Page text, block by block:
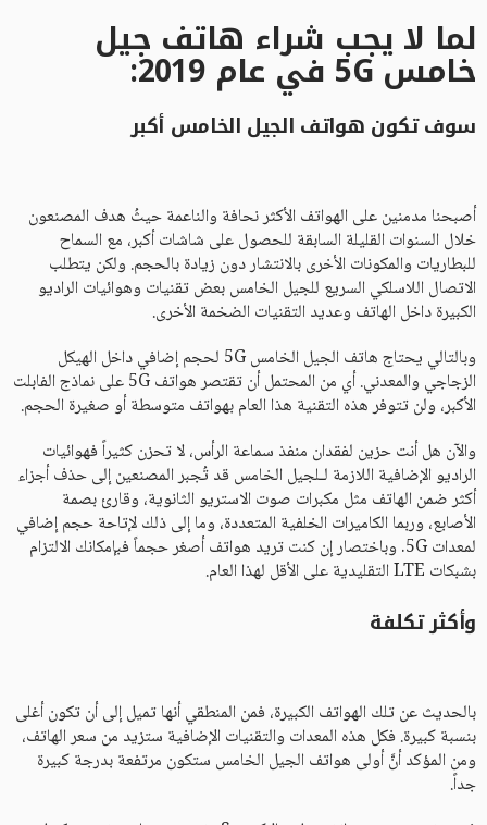
لما لا يجب شراء هاتف جيل
خامس 5G في عام 2019:
سوف تكون هواتف الجيل الخامس أكبر
أصبحنا مدمنين على الهواتف الأكثر نحافة والناعمة حيثُ هدف المصنعون
خلال السنوات القليلة السابقة للحصول على شاشات أكبر، مع السماح
للبطاريات والمكونات الأخرى بالانتشار دون زيادة بالحجم. ولكن يتطلب
الاتصال اللاسلكي السريع للجيل الخامس بعض تقنيات وهوائيات الراديو
الكبيرة داخل الهاتف وعديد التقنيات الضخمة الأخرى.
وبالتالي يحتاج هاتف الجيل الخامس 5G لحجم إضافي داخل الهيكل
الزجاجي والمعدني. أي من المحتمل أن تقتصر هواتف 5G على نماذج الفابلت
الأكبر، ولن تتوفر هذه التقنية هذا العام بهواتف متوسطة أو صغيرة الحجم.
والآن هل أنت حزين لفقدان منفذ سماعة الرأس، لا تحزن كثيراً فهوائيات
الراديو الإضافية اللازمة لـلجيل الخامس قد تُجبر المصنعين إلى حذف أجزاء
أكثر ضمن الهاتف مثل مكبرات صوت الاستريو الثانوية، وقارئ بصمة
الأصابع، وربما الكاميرات الخلفية المتعددة، وما إلى ذلك لإتاحة حجم إضافي
لمعدات 5G. وباختصار إن كنت تريد هواتف أصغر حجماً فبإمكانك الالتزام
بشبكات LTE التقليدية على الأقل لهذا العام.
وأكثر تكلفة
بالحديث عن تلك الهواتف الكبيرة، فمن المنطقي أنها تميل إلى أن تكون أغلى
بنسبة كبيرة. فكل هذه المعدات والتقنيات الإضافية ستزيد من سعر الهاتف،
ومن المؤكد أنَّ أولى هواتف الجيل الخامس ستكون مرتفعة بدرجة كبيرة
جداً.